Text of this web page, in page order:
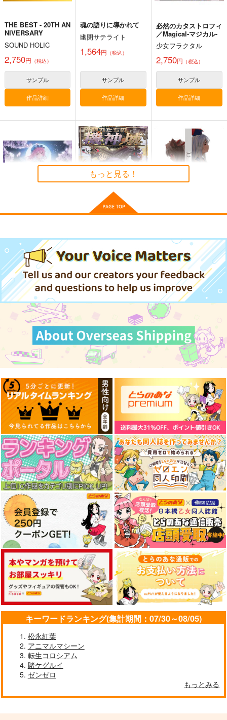
寂光寂
e Cessation of Dukk
ha
Demetori
1,320円（税込）
東方剛欲異聞～水没し
た沈愁地獄
黄昏フロンティア
2,200円（税込）
東方Project
カート
THE BEST - 20TH AN
NIVERSARY
SOUND HOLIC
2,750円 （税込）
サンプル
作品詳細
魂の語りに導かれて
幽閉サテライト
1,564円 （税込）
サンプル
作品詳細
必然のカタストロフィ
／Magical-マジカル-
少女フラクタル
2,750円 （税込）
サンプル
作品詳細
情論
幽閉サテライト
2,750円 （税込）
サンプル
作品詳細
713円（税込）
少名針妙丸×鬼人正邪
サンプル
オタギイン
880円（税込）
藤原妹紅
サンプル
東方インストEDM14
SPACELECTRO
2,357円（税込）
サンプル
作品詳細
シンクロ4
森羅万象
1,572円（税込）
上白沢慧音
サンプル
作品詳細
Grateful Days
Amateras Records
1,572円（税込）
チルノ
作品詳細
ぐだ君のモテログ２
PONZOOM
1,320 円（税込）
サンプル
KOS-MOS FIX
KOS-MOS
サンプル
サンプル
もっと見る！
キーワードランキング(集計期間：07/30～08/05)
松永紅葉
アニマルマシーン
転生コロシアム
賭ケグルイ
ゼンゼロ
もっとみる